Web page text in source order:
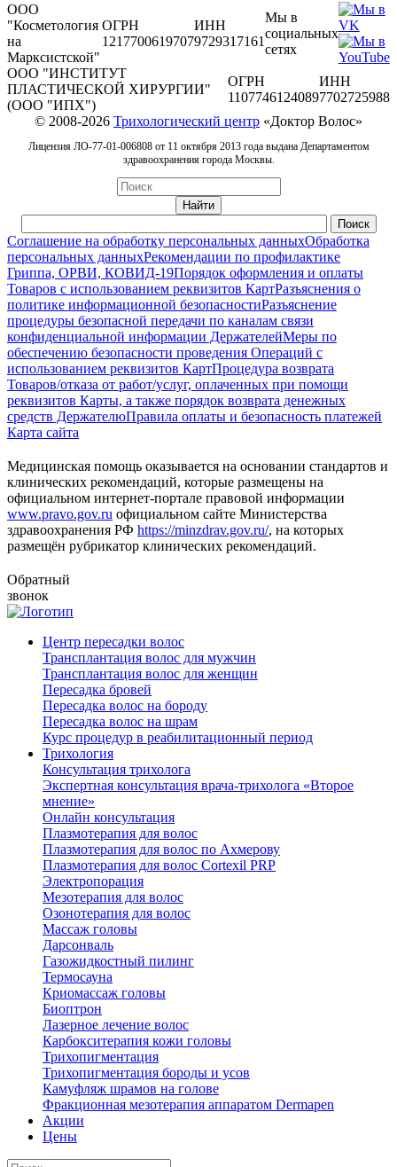
ООО
"Косметология
на
Марксистской"
ОГРН
1217700619707
ИНН
9729317161
Мы в
социальных
сетях
ООО "ИНСТИТУТ
ПЛАСТИЧЕСКОЙ ХИРУРГИИ"
(ООО "ИПХ")
ОГРН
1107746124089
ИНН
7702725988
© 2008-2026 Трихологический центр «Доктор Волос»
Лицензия ЛО-77-01-006808 от 11 октября 2013 года выдана Департаментом
здравоохранения города Москвы.
Соглашение на обработку персональных данныхОбработка
персональных данныхРекомендации по профилактике
Гриппа, ОРВИ, КОВИД-19Порядок оформления и оплаты
Товаров с использованием реквизитов КартРазъяснения о
политике информационной безопасностиРазъяснение
процедуры безопасной передачи по каналам связи
конфиденциальной информации ДержателейМеры по
обеспечению безопасности проведения Операций с
использованием реквизитов КартПроцедура возврата
Товаров/отказа от работ/услуг, оплаченных при помощи
реквизитов Карты, а также порядок возврата денежных
средств ДержателюПравила оплаты и безопасность платежей
Карта сайта
Медицинская помощь оказывается на основании стандартов и
клинических рекомендаций, которые размещены на
официальном интернет-портале правовой информации
www.pravo.gov.ru официальном сайте Министерства
здравоохранения РФ https://minzdrav.gov.ru/, на которых
размещён рубрикатор клинических рекомендаций.
Обратный
звонок
Центр пересадки волос
Трансплантация волос для мужчин
Трансплантация волос для женщин
Пересадка бровей
Пересадка волос на бороду
Пересадка волос на шрам
Курс процедур в реабилитационный период
Трихология
Консультация трихолога
Экспертная консультация врача-трихолога «Второе
мнение»
Онлайн консультация
Плазмотерапия для волос
Плазмотерапия для волос по Ахмерову
Плазмотерапия для волос Cortexil PRP
Электропорация
Мезотерапия для волос
Озонотерапия для волос
Массаж головы
Дарсонваль
Газожидкостный пилинг
Термосауна
Криомассаж головы
Биоптрон
Лазерное лечение волос
Карбокситерапия кожи головы
Трихопигментация
Трихопигментация бороды и усов
Камуфляж шрамов на голове
Фракционная мезотерапия аппаратом Dermapen
Акции
Цены